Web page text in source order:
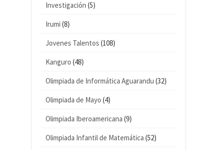
Investigación (5)
Irumi (8)
Jovenes Talentos (108)
Kanguro (48)
Olimpiada de Informática Aguarandu (32)
Olimpiada de Mayo (4)
Olimpiada Iberoamericana (9)
Olimpiada Infantil de Matemática (52)